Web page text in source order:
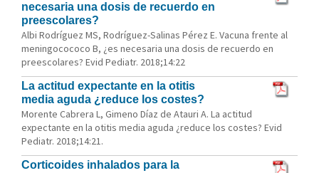
necesaria una dosis de recuerdo en
preescolares?
Albi Rodríguez MS, Rodríguez-Salinas Pérez E. Vacuna frente al
meningocococo B, ¿es necesaria una dosis de recuerdo en
preescolares? Evid Pediatr. 2018;14:22
La actitud expectante en la otitis
media aguda ¿reduce los costes?
Morente Cabrera L, Gimeno Díaz de Atauri A. La actitud
expectante en la otitis media aguda ¿reduce los costes? Evid
Pediatr. 2018;14:21.
Corticoides inhalados para la